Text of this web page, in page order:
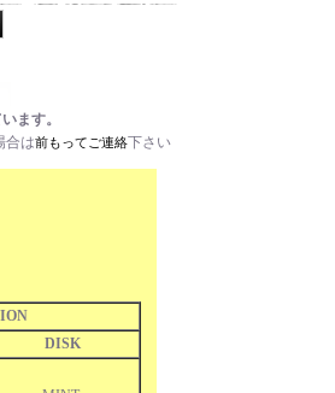
ます。
合は前もってご連絡下さい
DISK